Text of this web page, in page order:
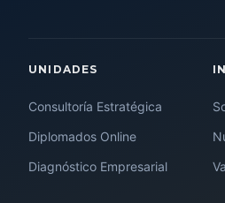
UNIDADES
Consultoría Estratégica
Diplomados Online
Diagnóstico Empresarial